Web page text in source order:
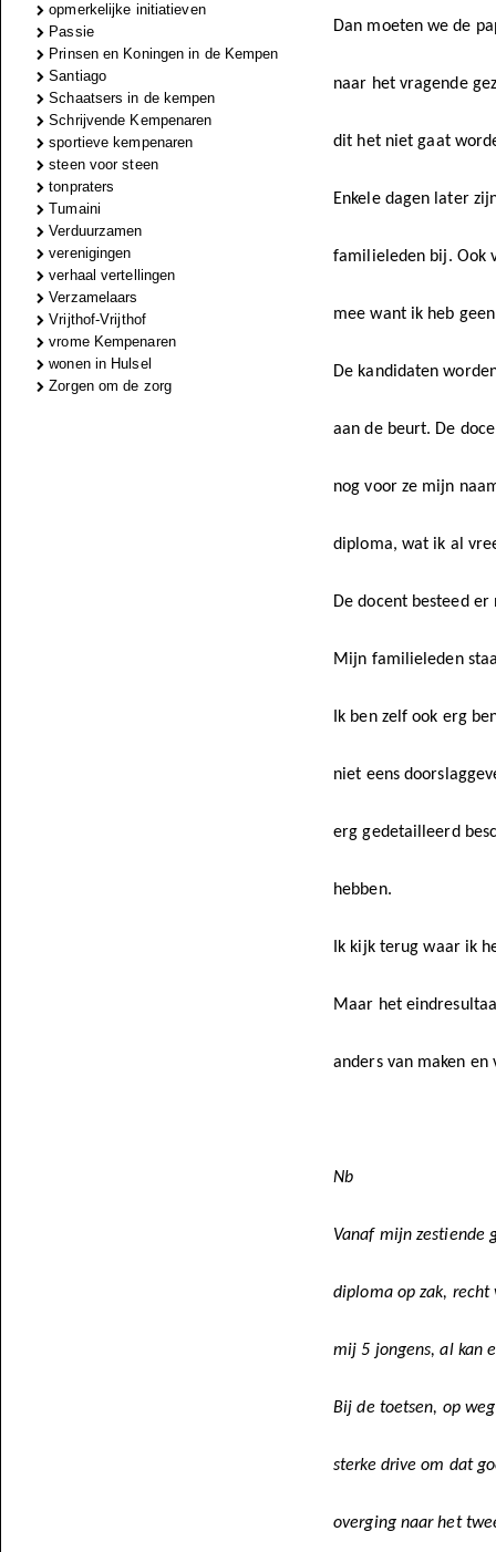
opmerkelijke initiatieven
Passie
Prinsen en Koningen in de Kempen
Santiago
Schaatsers in de kempen
Schrijvende Kempenaren
sportieve kempenaren
steen voor steen
tonpraters
Tumaini
Verduurzamen
verenigingen
verhaal vertellingen
Verzamelaars
Vrijthof-Vrijthof
vrome Kempenaren
wonen in Hulsel
Zorgen om de zorg
Dan moeten we de
naar het vragende
dit het niet gaat
Enkele dagen later
familieleden bij. Ook
mee want ik heb
De kandidaten
aan de beurt. De
nog voor ze mijn
diploma, wat ik al
De docent besteed
Mijn familieleden
Ik ben zelf ook erg
niet eens
erg gedetailleerd
hebben.
Ik kijk terug waar ik
Maar het
anders van maken
Nb
Vanaf mijn zestiende
diploma op zak,
mij 5 jongens, al kan
Bij de toetsen, op
sterke drive om dat
overging naar het